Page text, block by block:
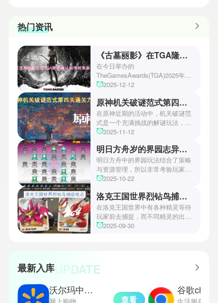
热门资讯
《古墓丽影》在TGA隆重确认新作将来袭！
在今日举办的
TheGamesAwards(TGA)2025年度
游戏颁奖典礼中，古墓丽影系列公
场资讯让众多玩家们都非常期待！
本次官方也宣布游戏将于2027年登
陆PS5、Xbox以及PC平台！有兴
趣的玩家们可以继续留守鲶鱼网！
2025-12-12
原神机关破谜范式第四关通关方法
在原神近期的活动中，机关破谜范
式是一个充满挑战的解谜玩法，其
中第四关是许多玩家遇到困难的地
机关破谜范式第四关通关方法，助
玩家们能够顺利通关！有兴趣的玩
家们快来一起看看吧！
2025-11-12
明日方舟岁的界园志异攻略
明日方舟中的界园玩法结合了策略
与资源管理，所以非常考验玩家的
操作和规划能力。游戏里拥有先
丰富多样的角色体系足以满足不同
战术需求。电表倒转是界园中的核
心挑战之一，玩家需合理利用通宝
和特殊钱币进行资源转换。明日方
乐趣和探索深度，丰富了玩家的游
2025-10-22
洛克王国世界烈钻鸟捕捉地点
在洛克王国世界中有各种精灵等待
玩家前去捕捉，而不同精灵的出现
地点和捕捉方式也各不相同。有少
2025-09-30
最新入库UPDATE
沃尔玛中文版
查看